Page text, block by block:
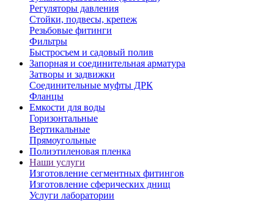
Регуляторы давления
Стойки, подвесы, крепеж
Резьбовые фитинги
Фильтры
Быстросъем и садовый полив
Запорная и соединительная арматура
Затворы и задвижки
Соединительные муфты ДРК
Фланцы
Емкости для воды
Горизонтальные
Вертикальные
Прямоугольные
Полиэтиленовая пленка
Наши услуги
Изготовление сегментных фитингов
Изготовление сферических днищ
Услуги лаборатории